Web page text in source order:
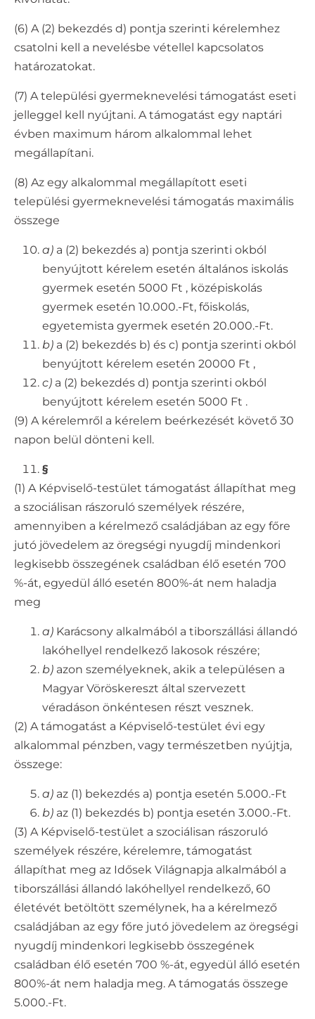
(6) A (2) bekezdés d) pontja szerinti kérelemhez
csatolni kell a nevelésbe vétellel kapcsolatos
határozatokat.
(7) A települési gyermeknevelési támogatást eseti
jelleggel kell nyújtani. A támogatást egy naptári
évben maximum három alkalommal lehet
megállapítani.
(8) Az egy alkalommal megállapított eseti
települési gyermeknevelési támogatás maximális
összege
a) a (2) bekezdés a) pontja szerinti okból
benyújtott kérelem esetén általános iskolás
gyermek esetén 5000 Ft , középiskolás
gyermek esetén 10.000.-Ft, főiskolás,
egyetemista gyermek esetén 20.000.-Ft.
b) a (2) bekezdés b) és c) pontja szerinti okból
benyújtott kérelem esetén 20000 Ft ,
c) a (2) bekezdés d) pontja szerinti okból
benyújtott kérelem esetén 5000 Ft .
(9) A kérelemről a kérelem beérkezését követő 30
napon belül dönteni kell.
§
(1) A Képviselő-testület támogatást állapíthat meg
a szociálisan rászoruló személyek részére,
amennyiben a kérelmező családjában az egy főre
jutó jövedelem az öregségi nyugdíj mindenkori
legkisebb összegének családban élő esetén 700
%-át, egyedül álló esetén 800%-át nem haladja
meg
a) Karácsony alkalmából a tiborszállási állandó
lakóhellyel rendelkező lakosok részére;
b) azon személyeknek, akik a településen a
Magyar Vöröskereszt által szervezett
véradáson önkéntesen részt vesznek.
(2) A támogatást a Képviselő-testület évi egy
alkalommal pénzben, vagy természetben nyújtja,
összege:
a) az (1) bekezdés a) pontja esetén 5.000.-Ft
b) az (1) bekezdés b) pontja esetén 3.000.-Ft.
(3) A Képviselő-testület a szociálisan rászoruló
személyek részére, kérelemre, támogatást
állapíthat meg az Idősek Világnapja alkalmából a
tiborszállási állandó lakóhellyel rendelkező, 60
életévét betöltött személynek, ha a kérelmező
családjában az egy főre jutó jövedelem az öregségi
nyugdíj mindenkori legkisebb összegének
családban élő esetén 700 %-át, egyedül álló esetén
800%-át nem haladja meg. A támogatás összege
5.000.-Ft.